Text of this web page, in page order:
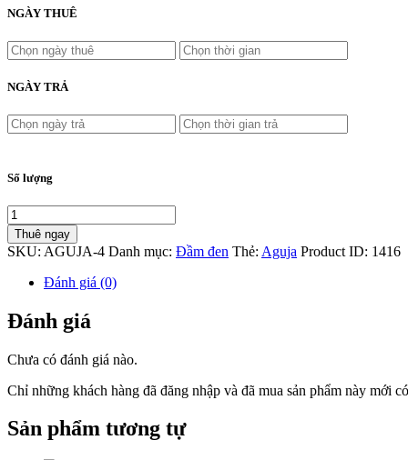
NGÀY THUÊ
NGÀY TRẢ
Số lượng
Thuê ngay
SKU: AGUJA-4 Danh mục: Đầm đen Thẻ: Aguja Product ID: 1416
Đánh giá (0)
Đánh giá
Chưa có đánh giá nào.
Chỉ những khách hàng đã đăng nhập và đã mua sản phẩm này mới
Sản phẩm tương tự